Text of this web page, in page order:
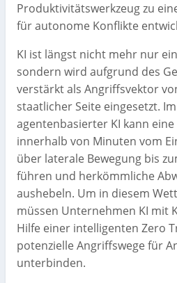
Produktivitätswerkzeug zu
für autonome Konflikte
KI ist längst nicht mehr nur
sondern wird aufgrund des
verstärkt als Angriffsvektor
staatlicher Seite eingesetzt.
agentenbasierter KI kann
innerhalb von Minuten vom
über laterale Bewegung bis
führen und herkömmliche
aushebeln. Um in diesem
müssen Unternehmen KI mit
Hilfe einer intelligenten Zero
potenzielle Angriffswege für
unterbinden.